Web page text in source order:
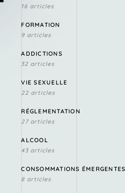
16 articles
FORMATION
9 articles
ADDICTIONS
32 articles
VIE SEXUELLE
22 articles
RÉGLEMENTATION
27 articles
ALCOOL
43 articles
CONSOMMATIONS ÉMERGENTES
8 articles